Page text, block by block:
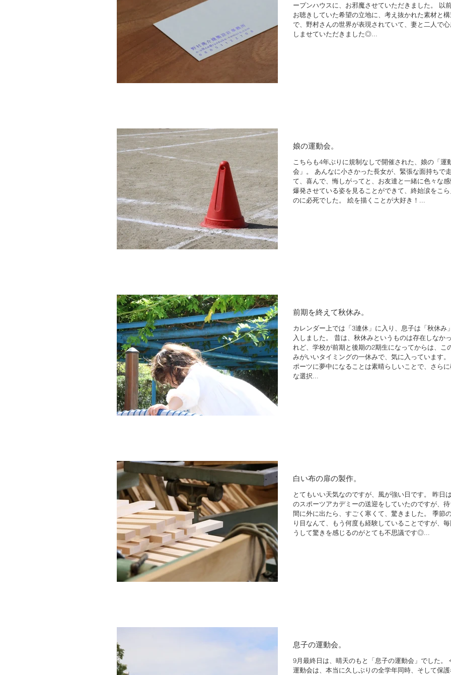
ープンハウスに、お邪魔させていただきました。 以
お聴きしていた希望の立地に、考え抜かれた素材と構
で、野村さんの世界が表現されていて、妻と二人で心
しませていただきました◎...
娘の運動会。
こちらも4年ぶりに規制なしで開催された、娘の「運
会」。 あんなに小さかった長女が、緊張な面持ちで
て、喜んで、悔しがってと、お友達と一緒に色々な感
爆発させている姿を見ることができて、終始涙をこら
のに必死でした。 絵を描くことが大好き！...
前期を終えて秋休み。
カレンダー上では「3連休」に入り、息子は「秋休み
入しました。 昔は、秋休みというものは存在しなか
れど、学校が前期と後期の2期生になってからは、こ
みがいいタイミングの一休みで、気に入っています。
ポーツに夢中になることは素晴らしいことで、さらに
な選択...
白い布の扉の製作。
とてもいい天気なのですが、風が強い日です。 昨日
のスポーツアカデミーの送迎をしていたのですが、
間に外に出たら、すごく寒くて、驚きました。 季節
り目なんて、もう何度も経験していることですが、毎
うして驚きを感じるのがとても不思議です◎...
息子の運動会。
9月最終日は、晴天のもと「息子の運動会」でした。
運動会は、本当に久しぶりの全学年同時、そして保